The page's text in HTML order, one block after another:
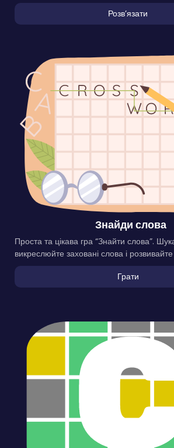
Розвʼязати
Знайди слова
Проста та цікава гра “Знайти слова”.
викреслюйте заховані слова і розвивайте
Грати